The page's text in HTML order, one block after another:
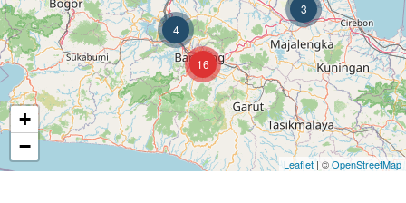
3
16
4
+
−
Leaflet | ©OpenStreetMap